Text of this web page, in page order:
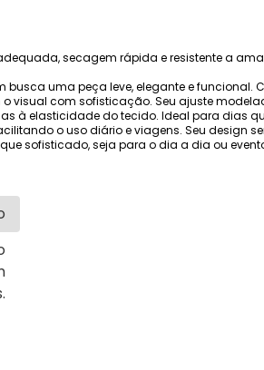
secagem rápida e resistente a
uma peça leve, elegante e funcional.
visual com sofisticação. Seu ajuste
à elasticidade do tecido. Ideal para dias
o uso diário e viagens. Seu design
sofisticado, seja para o dia a dia ou